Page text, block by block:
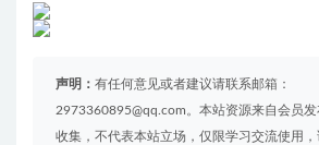
声明： 有任何意见或者建议请联系邮箱：
2973360895@qq.com。本站资源来自会员
收集，不代表本站立场，仅限学习交流使用